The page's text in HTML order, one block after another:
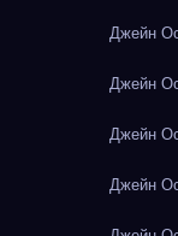
Джейн
Джейн
Джейн
Джейн